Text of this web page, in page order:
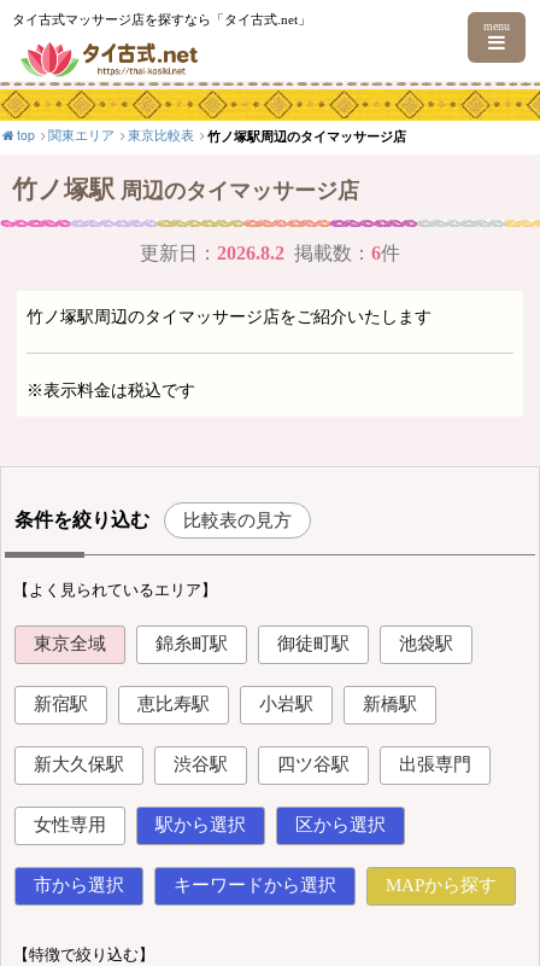
タイ古式マッサージ店を探すなら「タイ古式.net」 menu
top 関東エリア 東京比較表 竹ノ塚駅周辺のタイマッサージ店
竹ノ塚駅 周辺のタイマッサージ店
更新日： 2026.8.2 掲載数： 6件
竹ノ塚駅周辺のタイマッサージ店をご紹介いたします
※表示料金は税込です
条件を絞り込む 比較表の見方
【よく見られているエリア】
東京全域 錦糸町駅 御徒町駅 池袋駅
新宿駅 恵比寿駅 小岩駅 新橋駅
新大久保駅 渋谷駅 四ツ谷駅 出張専門
女性専用 駅から選択 区から選択
市から選択 キーワードから選択 MAPから探す
【特徴で絞り込む】